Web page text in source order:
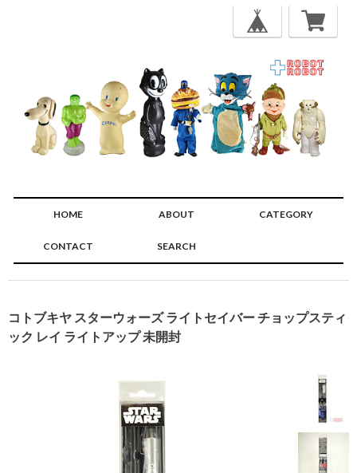
HOME ABOUT CATEGORY
CONTACT SEARCH
コトブキヤ スターウォーズ ライトセイバー チョップスティ
ック レイ ライトアップ 未開封